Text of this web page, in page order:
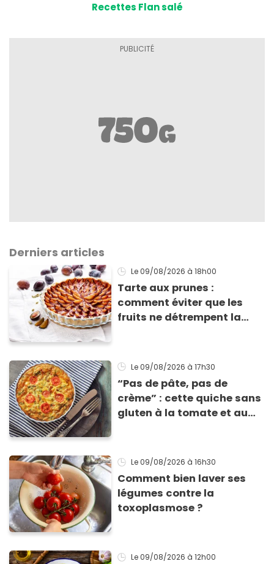
Recettes Flan salé
Derniers articles
Le 09/08/2026 à 18h00
Tarte aux prunes :
comment éviter que les
fruits ne détrempent la
Le 09/08/2026 à 17h30
“Pas de pâte, pas de
crème” : cette quiche sans
gluten à la tomate et au
Le 09/08/2026 à 16h30
Comment bien laver ses
légumes contre la
toxoplasmose ?
Le 09/08/2026 à 12h00